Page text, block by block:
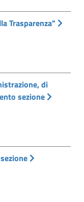
Trasparenza"
di
sezione